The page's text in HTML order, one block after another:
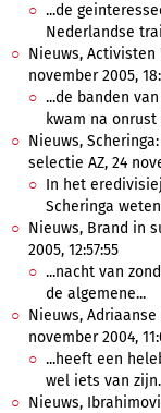
...de
Nederlandse
Nieuws, Activisten
november 2005,
...de banden
kwam na onrust
Nieuws,
selectie AZ, 24
In het
Scheringa
Nieuws, Brand in
2005, 12:57:55
...nacht van
de algemene...
Nieuws,
november 2004,
...heeft een
wel iets van
Nieuws,